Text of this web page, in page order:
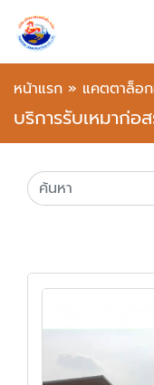
หน้าแรก » แคตตาล็อ
บริการรับเหมาก่อ